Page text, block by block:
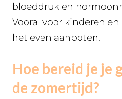
bloeddruk en
Vooral voor kinderen
het even aanpoten.
Hoe bereid je je
de zomertijd?